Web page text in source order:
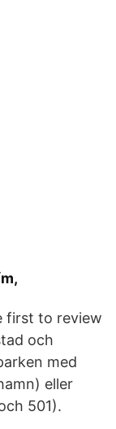
first to review
och
med
eller
501).